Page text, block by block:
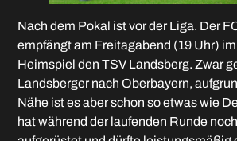
Nach dem Pokal ist vor der Liga. Der
empfängt am Freitagabend (19 Uhr)
Heimspiel den TSV Landsberg. Zwar
Landsberger nach Oberbayern,
Nähe ist es aber schon so etwas wie
hat während der laufenden Runde